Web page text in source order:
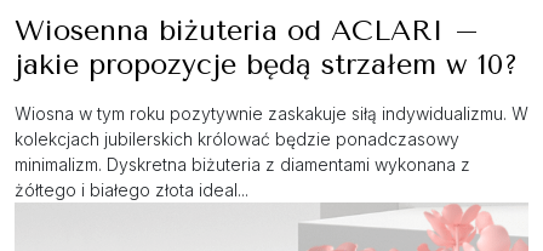
Wiosenna biżuteria od ACLARI –
jakie propozycje będą strzałem w 10?
Wiosna w tym roku pozytywnie zaskakuje siłą indywidualizmu. W
kolekcjach jubilerskich królować będzie ponadczasowy
minimalizm. Dyskretna biżuteria z diamentami wykonana z
żółtego i białego złota ideal...